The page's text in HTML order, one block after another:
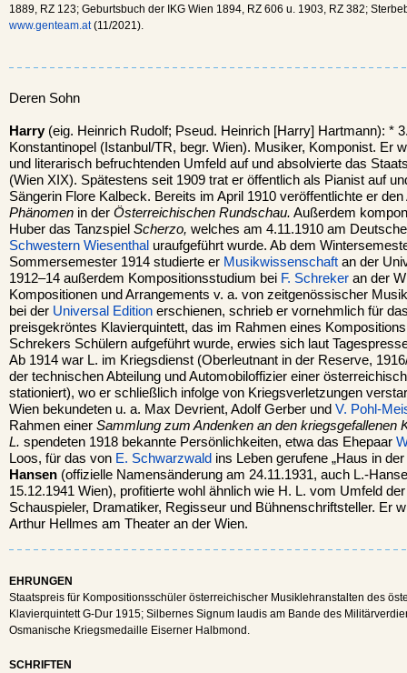
1889, RZ 123; Geburtsbuch der IKG Wien 1894, RZ 606 u. 1903, RZ 382;
www.genteam.at(11/2021).
Deren Sohn
Harry(eig. Heinrich Rudolf; Pseud. Heinrich [Harry] Hartmann): *
Konstantinopel (Istanbul/TR, begr. Wien). Musiker, Komponist. Er
und literarisch befruchtenden Umfeld auf und absolvierte das
(Wien XIX). Spätestens seit 1909 trat er öffentlich als Pianist auf
Sängerin Flore Kalbeck. Bereits im April 1910 veröffentlichte er
Phänomen in der Österreichischen Rundschau. Außerdem
Huber das Tanzspiel Scherzo, welches am 4.11.1910 am
Schwestern Wiesenthal uraufgeführt wurde. Ab dem
Sommersemester 1914 studierte er Musikwissenschaft an der
1912–14 außerdem Kompositionsstudium bei F. Schreker an der
Kompositionen und Arrangements v. a. von zeitgenössischer
bei der Universal Edition erschienen, schrieb er vornehmlich für
preisgekröntes Klavierquintett, das im Rahmen eines
Schrekers Schülern aufgeführt wurde, erwies sich laut
Ab 1914 war L. im Kriegsdienst (Oberleutnant in der Reserve,
der technischen Abteilung und Automobiloffizier einer
stationiert), wo er schließlich infolge von Kriegsverletzungen
Wien bekundeten u. a. Max Devrient, Adolf Gerber und V. Pohl-
Rahmen einer Sammlung zum Andenken an den kriegsgefallenen
L. spendeten 1918 bekannte Persönlichkeiten, etwa das Ehepaar
Loos, für das von E. Schwarzwald ins Leben gerufene „Haus in
Hansen (offizielle Namensänderung am 24.11.1931, auch L.-
15.12.1941 Wien), profitierte wohl ähnlich wie H. L. vom Umfeld
Schauspieler, Dramatiker, Regisseur und Bühnenschriftsteller. Er
Arthur Hellmes am Theater an der Wien.
EHRUNGEN
Staatspreis für Kompositionsschüler österreichischer Musiklehranstalten des
Klavierquintett G-Dur 1915; Silbernes Signum laudis am Bande des
Osmanische Kriegsmedaille Eiserner Halbmond.
SCHRIFTEN